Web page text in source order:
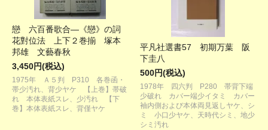
戀 六百番歌合―《戀》の詞
花對位法 上下２巻揃 塚本
邦雄 文藝春秋
3,450円(税込)
1975年 Ａ５判 P310 各巻函・
帯少汚れ、背少ヤケ 【上巻】帯破
れ 本体表紙スレ、少汚れ 【下
巻】本体表紙スレ、背僅ヤケ
平凡社選書57 初期万葉 阪
下圭八
500円(税込)
1978年 四六判 P280 帯背下端
少破れ カバー端少イタミ カバー
袖内側および本体両見返しヤケ、シ
ミ 小口少ヤケ、天時代シミ、地少
シミ汚れ